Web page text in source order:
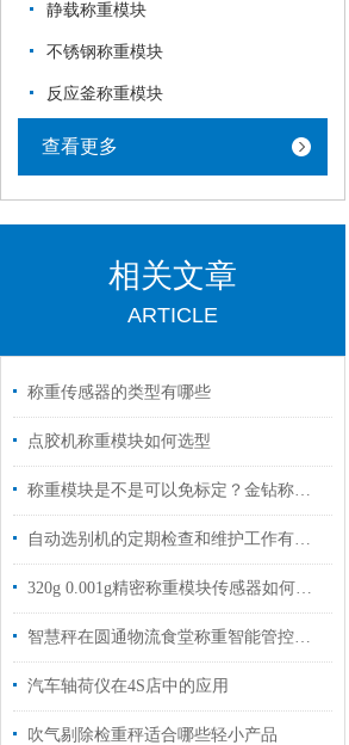
静载称重模块
不锈钢称重模块
反应釜称重模块
查看更多
相关文章
ARTICLE
称重传感器的类型有哪些
点胶机称重模块如何选型
称重模块是不是可以免标定？金钻称重 26年行业经验为您解答
自动选别机的定期检查和维护工作有哪些？
320g 0.001g精密称重模块传感器如何选型？
智慧秤在圆通物流食堂称重智能管控应用
汽车轴荷仪在4S店中的应用
吹气剔除检重秤适合哪些轻小产品